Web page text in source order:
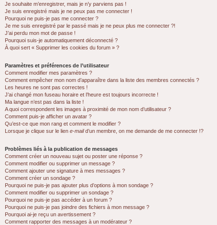
Je souhaite m’enregistrer, mais je n’y parviens pas !
Je suis enregistré mais je ne peux pas me connecter !
Pourquoi ne puis-je pas me connecter ?
Je me suis enregistré par le passé mais je ne peux plus me connecter ?!
J’ai perdu mon mot de passe !
Pourquoi suis-je automatiquement déconnecté ?
À quoi sert « Supprimer les cookies du forum » ?
Paramètres et préférences de l’utilisateur
Comment modifier mes paramètres ?
Comment empêcher mon nom d’apparaître dans la liste des membres connectés ?
Les heures ne sont pas correctes !
J’ai changé mon fuseau horaire et l’heure est toujours incorrecte !
Ma langue n’est pas dans la liste !
A quoi correspondent les images à proximité de mon nom d’utilisateur ?
Comment puis-je afficher un avatar ?
Qu’est-ce que mon rang et comment le modifier ?
Lorsque je clique sur le lien e-maild’un membre, on me demande de me connecter !?
Problèmes liés à la publication de messages
Comment créer un nouveau sujet ou poster une réponse ?
Comment modifier ou supprimer un message ?
Comment ajouter une signature à mes messages ?
Comment créer un sondage ?
Pourquoi ne puis-je pas ajouter plus d’options à mon sondage ?
Comment modifier ou supprimer un sondage ?
Pourquoi ne puis-je pas accéder à un forum ?
Pourquoi ne puis-je pas joindre des fichiers à mon message ?
Pourquoi ai-je reçu un avertissement ?
Comment rapporter des messages à un modérateur ?